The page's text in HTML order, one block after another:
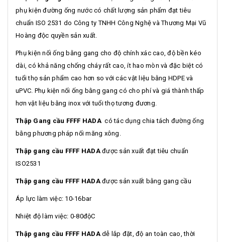
phụ kiện đường ống nước có chất lượng sản phẩm đạt tiêu
chuẩn ISO 2531 do Công ty TNHH Công Nghệ và Thương Mại Vũ
Hoàng độc quyền sản xuất.
Phụ kiện nối ống bằng gang cho độ chính xác cao, độ bền kéo
dài, có khả năng chống cháy rất cao, ít hao mòn và đặc biệt có
tuổi thọ sản phẩm cao hơn so với các vật liệu bằng HDPE và
uPVC. Phụ kiện nối ống bằng gang có cho phí và giá thành thấp
hơn vật liệu bằng inox với tuổi thọ tương đương.
Thập Gang cầu FFFF HADA có tác dụng chia tách đường ống
bằng phương pháp nối măng xông.
Thập gang cầu FFFF HADAđược sản xuất đạt tiêu chuẩn
ISO2531
Thập gang cầu FFFF HADAđược sản xuất bằng gang cầu
Áp lực làm việc: 10-16bar
Nhiệt độ làm việc: 0-80độC
Thập gang cầu FFFF HADAdễ lắp đặt, độ an toàn cao, thời